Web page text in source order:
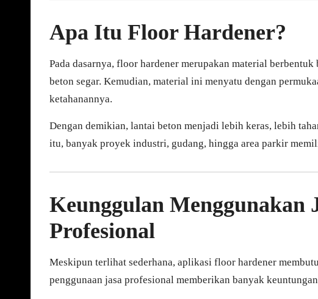
Apa Itu Floor Hardener?
Pada dasarnya, floor hardener merupakan material
beton segar. Kemudian, material ini menyatu dengan
ketahanannya.
Dengan demikian, lantai beton menjadi lebih keras, lebih
itu, banyak proyek industri, gudang, hingga area parkir
Keunggulan Menggunakan
Profesional
Meskipun terlihat sederhana, aplikasi floor hardener
penggunaan jasa profesional memberikan banyak